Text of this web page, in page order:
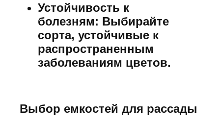
Устойчивость к
болезням: Выбирайте
сорта, устойчивые к
распространенным
заболеваниям цветов.
Выбор емкостей для рассады